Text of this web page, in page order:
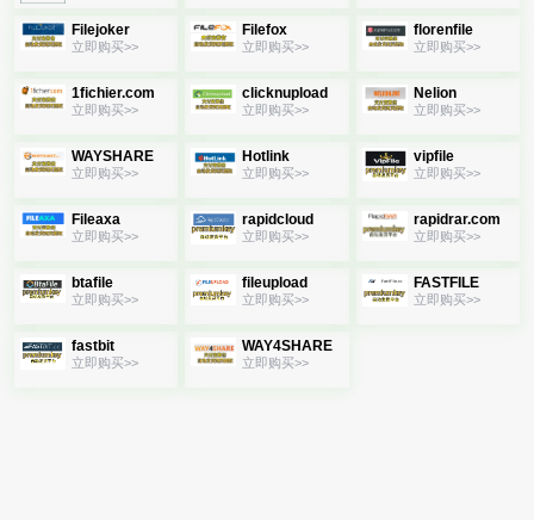
Filejoker
立即购买>>
Filefox
立即购买>>
florenfile
立即购买>>
1fichier.com
立即购买>>
clicknupload
立即购买>>
Nelion
立即购买>>
WAYSHARE
立即购买>>
Hotlink
立即购买>>
vipfile
立即购买>>
Fileaxa
立即购买>>
rapidcloud
立即购买>>
rapidrar.com
立即购买>>
btafile
立即购买>>
fileupload
立即购买>>
FASTFILE
立即购买>>
fastbit
立即购买>>
WAY4SHARE
立即购买>>